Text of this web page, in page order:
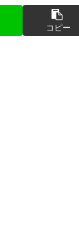
コピー